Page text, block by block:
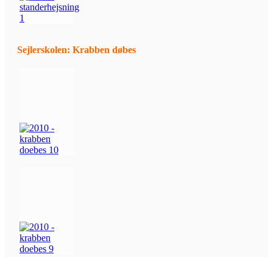
Sejlerskolen: Krabben døbes